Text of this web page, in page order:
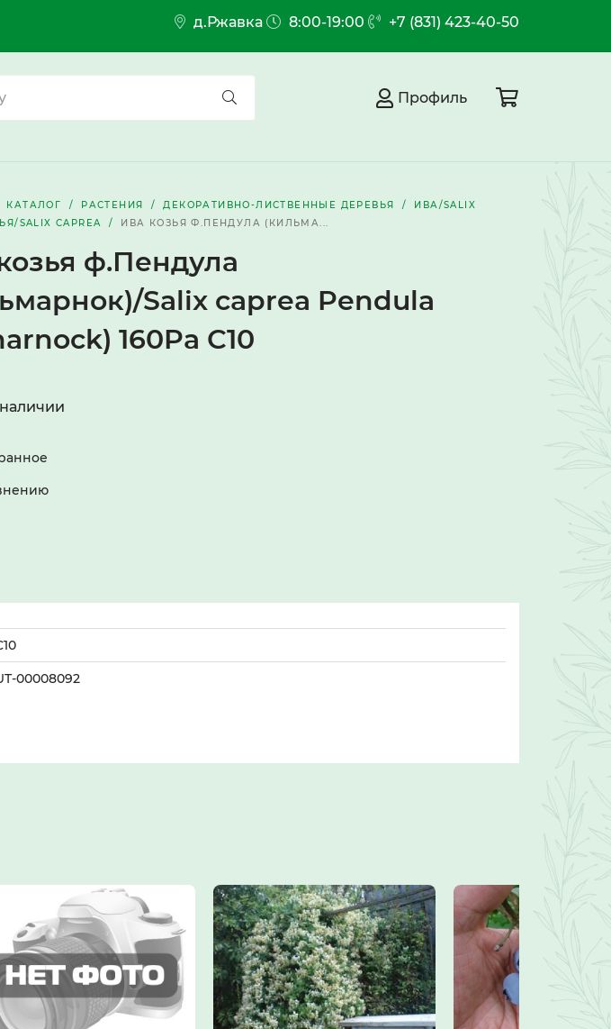
д.Ржавка 8:00-19:00 +7 (831) 423-40-50
Профиль
КАТАЛОГ РАСТЕНИЯ ДЕКОРАТИВНО-ЛИСТВЕННЫЕ ДЕРЕВЬЯ
ИВА/SALIX
SALIX CAPREA
ИВА КОЗЬЯ Ф.ПЕНДУЛА (КИЛЬМА...
ф.Пендула
Salix caprea Pendula
160Pa С10
00008092